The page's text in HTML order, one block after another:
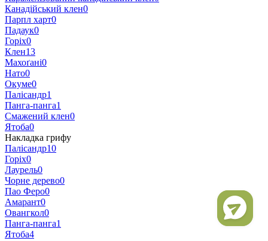
Канадійський клен0
Парпл харт0
Падаук0
Горіх0
Клен13
Махоґані0
Нато0
Окуме0
Палісандр1
Панга-панга1
Смажений клен0
Ятоба0
Накладка грифу
Палісандр10
Горіх0
Лаурель0
Чорне дерево0
Пао Феро0
Амарант0
Овангкол0
Панга-панга1
Ятоба4